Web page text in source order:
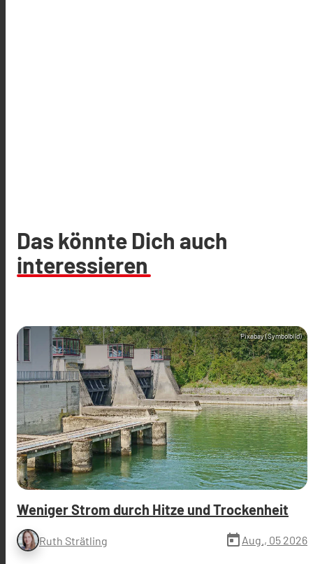
Das könnte Dich auch
interessieren
Pixabay (Symbolbild)
Weniger Strom durch Hitze und Trockenheit
Ruth Strätling today Aug., 05 2026